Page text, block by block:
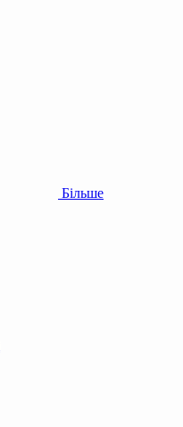
Більше